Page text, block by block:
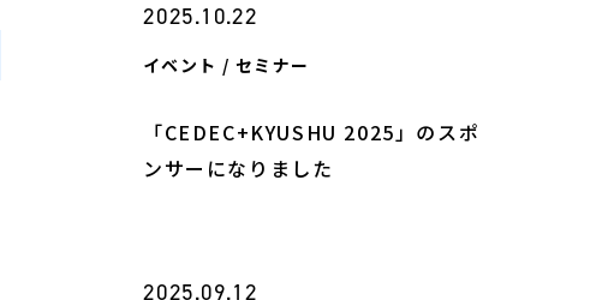
2025.10.22
イベント / セミナー
「CEDEC+KYUSHU 2025」のスポ
ンサーになりました
2025.09.12